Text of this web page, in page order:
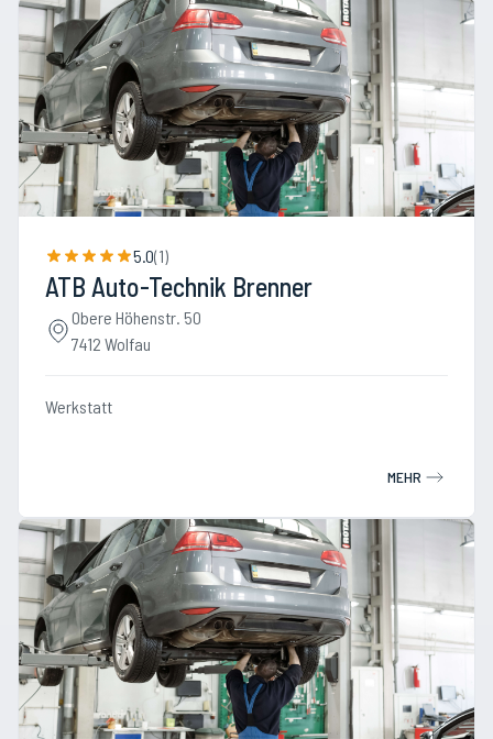
5.0(1)
ATB Auto-Technik Brenner
Obere Höhenstr. 50
7412 Wolfau
Werkstatt
MEHR